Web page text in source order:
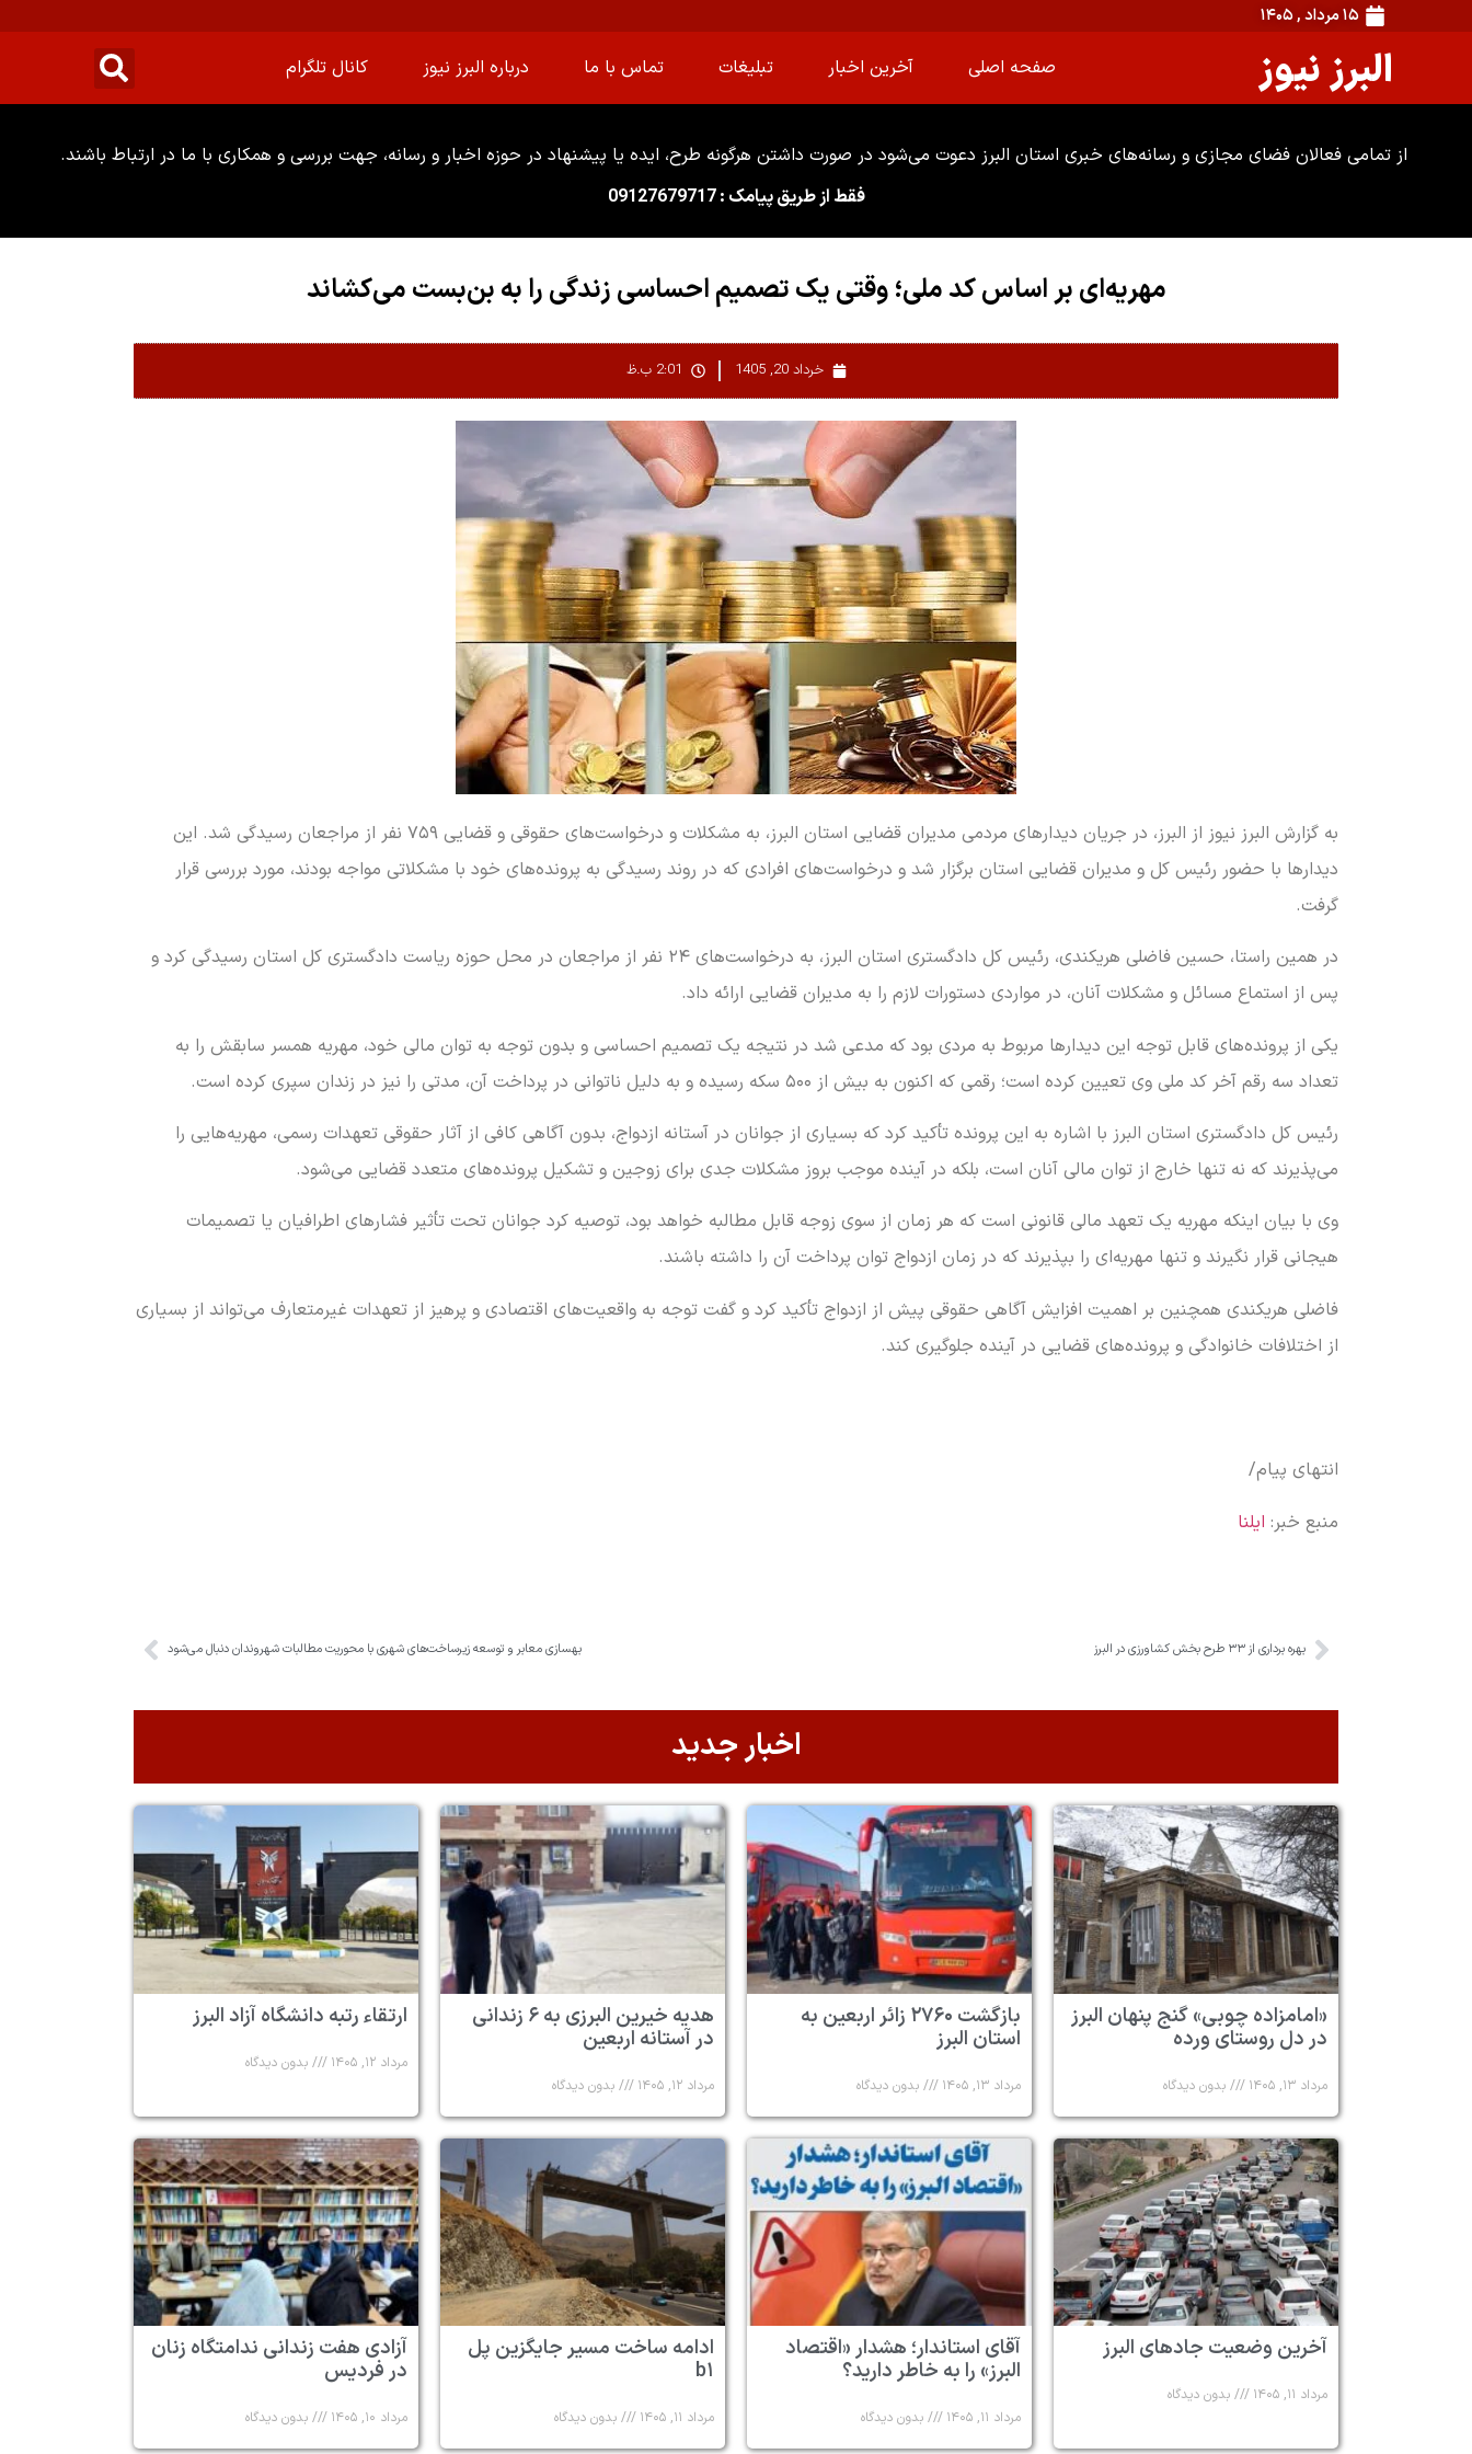
۱۵ مرداد , ۱۴۰۵
البرز نیوز صفحه اصلی آخرین اخبار تبلیغات تماس با ما درباره البرز نیوز کانال تلگرام
از تمامی فعالان فضای مجازی و رسانه‌های خبری استان البرز دعوت می‌شود در صورت داشتن هرگونه طرح، ایده یا پیشنهاد در حوزه اخبار و رسانه، جهت بررسی و همکاری با ما در ارتباط باشند.
فقط از طریق پیامک : 09127679717
مهریه‌ای بر اساس کد ملی؛ وقتی یک تصمیم احساسی زندگی را به بن‌بست می‌کشاند
خرداد 20, 1405 2:01 ب.ظ
به گزارش البرز نیوز از البرز، در جریان دیدارهای مردمی مدیران قضایی استان البرز، به مشکلات و درخواست‌های حقوقی و قضایی ۷۵۹ نفر از مراجعان رسیدگی شد. این
دیدارها با حضور رئیس کل و مدیران قضایی استان برگزار شد و درخواست‌های افرادی که در روند رسیدگی به پرونده‌های خود با مشکلاتی مواجه بودند، مورد بررسی قرار
گرفت.
در همین راستا، حسین فاضلی هریکندی، رئیس کل دادگستری استان البرز، به درخواست‌های ۲۴ نفر از مراجعان در محل حوزه ریاست دادگستری کل استان رسیدگی کرد و
پس از استماع مسائل و مشکلات آنان، در مواردی دستورات لازم را به مدیران قضایی ارائه داد.
یکی از پرونده‌های قابل توجه این دیدارها مربوط به مردی بود که مدعی شد در نتیجه یک تصمیم احساسی و بدون توجه به توان مالی خود، مهریه همسر سابقش را به
تعداد سه رقم آخر کد ملی وی تعیین کرده است؛ رقمی که اکنون به بیش از ۵۰۰ سکه رسیده و به دلیل ناتوانی در پرداخت آن، مدتی را نیز در زندان سپری کرده است.
رئیس کل دادگستری استان البرز با اشاره به این پرونده تأکید کرد که بسیاری از جوانان در آستانه ازدواج، بدون آگاهی کافی از آثار حقوقی تعهدات رسمی، مهریه‌هایی را
می‌پذیرند که نه تنها خارج از توان مالی آنان است، بلکه در آینده موجب بروز مشکلات جدی برای زوجین و تشکیل پرونده‌های متعدد قضایی می‌شود.
وی با بیان اینکه مهریه یک تعهد مالی قانونی است که هر زمان از سوی زوجه قابل مطالبه خواهد بود، توصیه کرد جوانان تحت تأثیر فشارهای اطرافیان یا تصمیمات
هیجانی قرار نگیرند و تنها مهریه‌ای را بپذیرند که در زمان ازدواج توان پرداخت آن را داشته باشند.
فاضلی هریکندی همچنین بر اهمیت افزایش آگاهی حقوقی پیش از ازدواج تأکید کرد و گفت توجه به واقعیت‌های اقتصادی و پرهیز از تعهدات غیرمتعارف می‌تواند از بسیاری
از اختلافات خانوادگی و پرونده‌های قضایی در آینده جلوگیری کند.
انتهای پیام/
منبع خبر: ایلنا
بهره برداری از ۳۳ طرح بخش کشاورزی در البرز بهسازی معابر و توسعه زیرساخت‌های شهری با محوریت مطالبات شهروندان دنبال می‌شود
اخبار جدید
«امامزاده چوبی» گنج پنهان البرز
در دل روستای ورده
مرداد ۱۳, ۱۴۰۵ بدون دیدگاه
بازگشت ۲۷۶۰ زائر اربعین به
استان البرز
مرداد ۱۳, ۱۴۰۵ بدون دیدگاه
هدیه خیرین البرزی به ۶ زندانی
در آستانه اربعین
مرداد ۱۲, ۱۴۰۵ بدون دیدگاه
ارتقاء رتبه دانشگاه آزاد البرز
مرداد ۱۲, ۱۴۰۵ بدون دیدگاه
آخرین وضعیت جادهای البرز
مرداد ۱۱, ۱۴۰۵ بدون دیدگاه
آقای استاندار؛ هشدار «اقتصاد
البرز» را به خاطر دارید؟
مرداد ۱۱, ۱۴۰۵ بدون دیدگاه
ادامه ساخت مسیر جایگزین پل
b۱
مرداد ۱۱, ۱۴۰۵ بدون دیدگاه
آزادی هفت زندانی ندامتگاه زنان
در فردیس
مرداد ۱۰, ۱۴۰۵ بدون دیدگاه